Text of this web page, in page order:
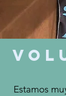
Estamos